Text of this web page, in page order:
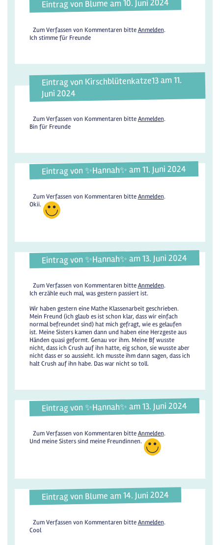
Eintrag von Blume am 10. Juni 2024
Zum Verfassen von Kommentaren bitteAnmelden.
Ich stimme für Freunde
Eintrag von Kirschblütenkatze13 am 11.
Juni 2024
Zum Verfassen von Kommentaren bitteAnmelden.
Bin für Freunde
Eintrag von ✨️Hannah✨️ am 11. Juni 2024
Zum Verfassen von Kommentaren bitteAnmelden.
Okii.
Eintrag von ✨️Hannah✨️ am 13. Juni 2024
Zum Verfassen von Kommentaren bitteAnmelden.
Ich erzähle euch mal, was gestern passiert ist.
Wir haben gestern eine Mathe Klassenarbeit geschrieben.
Mein Freund (ich glaub es ist schon klar, dass wir einfach
normal befreundet sind) hat mich gefragt, wie es gelaufen
ist. Meine Sisters kamen dann und haben eine Herzgeste aus
Händen quasi geformt. Genau vor ihm. Meine Bf wusste
nicht, dass ich Crush auf ihn hatte, eig schon, sie wusste aber
nicht dass er so aussieht. Ich musste ihm dann sagen, dass ich
halt Crush auf ihn habe. Das war nicht so toll.
Eintrag von ✨️Hannah✨️ am 13. Juni 2024
Zum Verfassen von Kommentaren bitteAnmelden.
Und meine Sisters sind meine Freundinnen.
Eintrag von Blume am 14. Juni 2024
Zum Verfassen von Kommentaren bitteAnmelden.
Cool